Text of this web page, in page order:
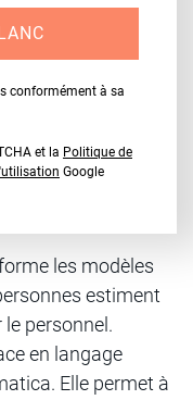
les modèles
estiment
personnel.
en langage
Elle permet à
conformément à sa
et la Politique de
Google